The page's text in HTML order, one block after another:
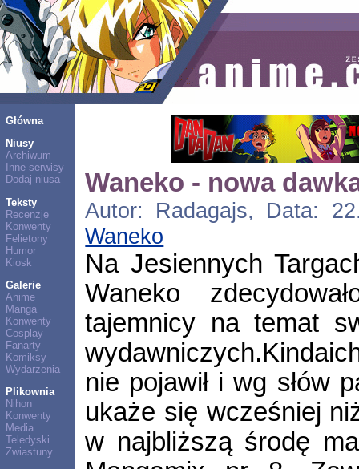
Główna
Niusy
Archiwum
Inne serwisy
Dodaj niusa
Teksty
Recenzje
Konwenty
Felietony
Humor
Kiosk
Galerie
Anime
Manga
Konwenty
Cosplay
Fanarty
Komiksy
Wydarzenia
Plikownia
Nihon
Konwenty
Media
Teledyski
Zwiastuny
Waneko - nowa
Autor: Radagajs, Data:
Waneko
Na Jesiennych
Waneko
tajemnicy na temat
nie pojawił i wg słów
ukaże się wcześniej
w najbliższą środę